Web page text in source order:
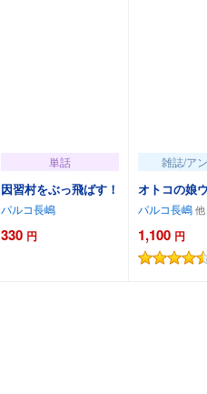
単話
因習村をぶっ飛ばす！
パルコ長嶋
330 円
雑誌/ア
オトコの娘
パルコ長嶋
1,100 円
カート